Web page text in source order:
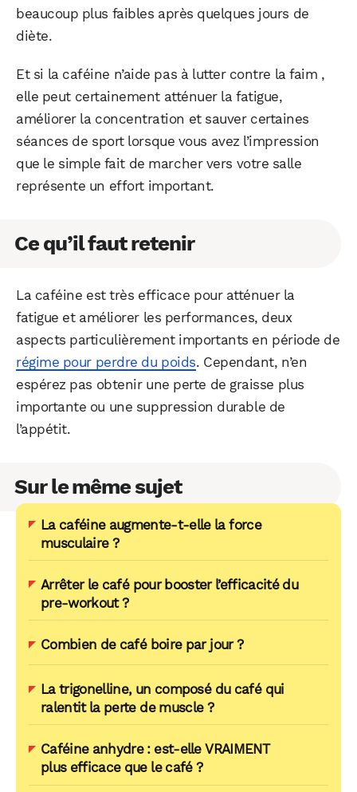
beaucoup plus faibles après quelques jours de
diète.
Et si la caféine n’aide pas à lutter contre la faim ,
elle peut certainement atténuer la fatigue,
améliorer la concentration et sauver certaines
séances de sport lorsque vous avez l’impression
que le simple fait de marcher vers votre salle
représente un effort important.
Ce qu’il faut retenir
La caféine est très efficace pour atténuer la
fatigue et améliorer les performances, deux
aspects particulièrement importants en période de
régime pour perdre du poids. Cependant, n’en
espérez pas obtenir une perte de graisse plus
importante ou une suppression durable de
l’appétit.
Sur le même sujet
La caféine augmente-t-elle la force
musculaire ?
Arrêter le café pour booster l’efficacité du
pre-workout ?
Combien de café boire par jour ?
La trigonelline, un composé du café qui
ralentit la perte de muscle ?
Caféine anhydre : est-elle VRAIMENT
plus efficace que le café ?